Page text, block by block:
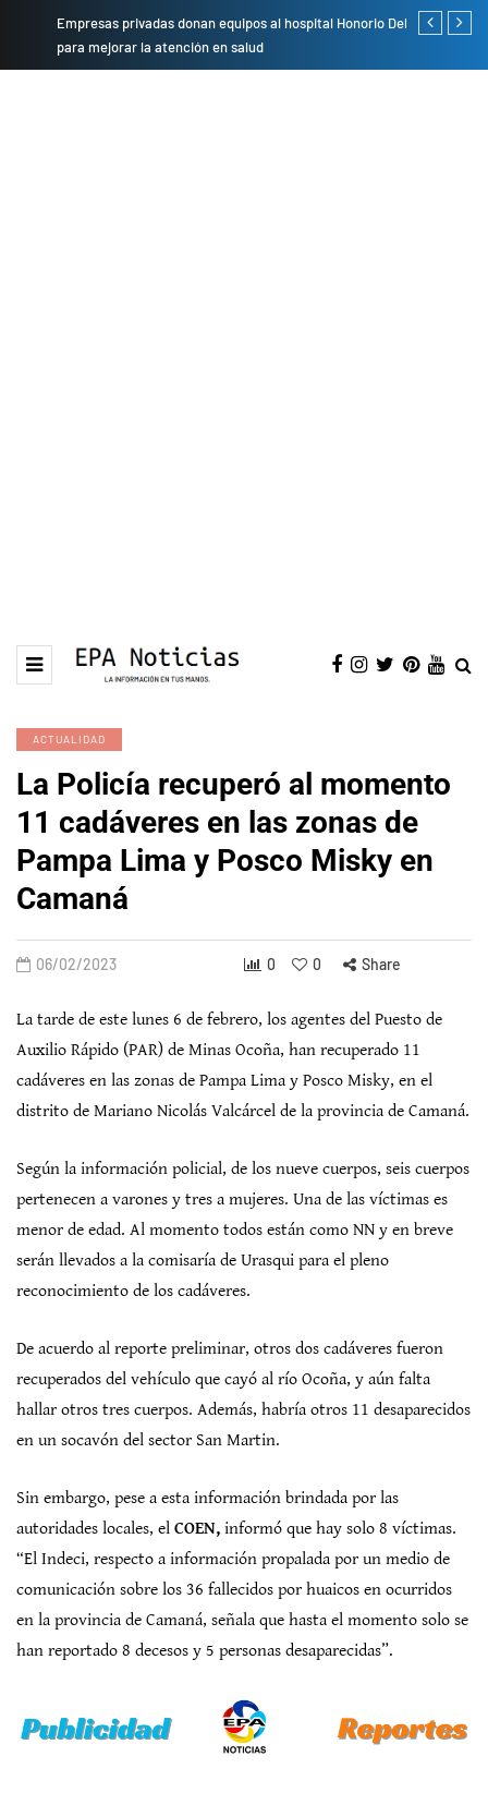
Empresas privadas donan equipos al hospital Honorio Delgado
para mejorar la atención en salud
Cambio de
ACTUALIDAD
La Policía recuperó al momento
11 cadáveres en las zonas de
Pampa Lima y Posco Misky en
Camaná
06/02/2023 0 0 Share
La tarde de este lunes 6 de febrero, los agentes del Puesto de
Auxilio Rápido (PAR) de Minas Ocoña, han recuperado 11
cadáveres en las zonas de Pampa Lima y Posco Misky, en el
distrito de Mariano Nicolás Valcárcel de la provincia de Camaná.
Según la información policial, de los nueve cuerpos, seis cuerpos
pertenecen a varones y tres a mujeres. Una de las víctimas es
menor de edad. Al momento todos están como NN y en breve
serán llevados a la comisaría de Urasqui para el pleno
reconocimiento de los cadáveres.
De acuerdo al reporte preliminar, otros dos cadáveres fueron
recuperados del vehículo que cayó al río Ocoña, y aún falta
hallar otros tres cuerpos. Además, habría otros 11 desaparecidos
en un socavón del sector San Martin.
Sin embargo, pese a esta información brindada por las
autoridades locales, el COEN, informó que hay solo 8 víctimas.
“El Indeci, respecto a información propalada por un medio de
comunicación sobre los 36 fallecidos por huaicos en ocurridos
en la provincia de Camaná, señala que hasta el momento solo se
han reportado 8 decesos y 5 personas desaparecidas”.